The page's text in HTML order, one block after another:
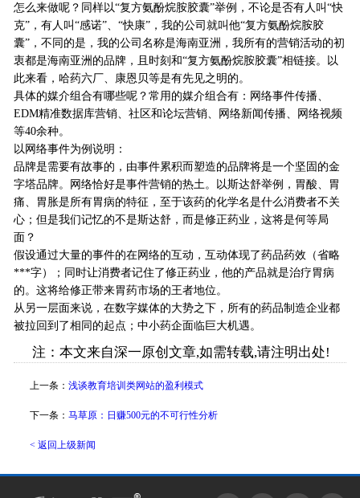
怎么来做呢？同样以“复方氨酚烷胺胶囊”举例，不论是否有人叫“快
克”，有人叫“感诺”、“快康”，我的公司就叫他“复方氨酚烷胺胶
囊”，不同的是，我的公司名称是海南亚洲，我所有的营销活动的初
衷都是海南亚洲的品牌，且时刻和“复方氨酚烷胺胶囊”相链接。以
此来看，哈药六厂、康恩贝等是有先见之明的。
具体的媒介组合有哪些呢？常用的媒介组合有：网络事件传播、
EDM精准数据库营销、社区和论坛营销、网络新闻传播、网络视频
等40余种。
以网络事件为例说明：
品牌是需要有故事的，由事件累积而塑造的品牌将是一个坚固的金
字塔品牌。网络恰好是事件营销的热土。以斯达舒举例，胃酸、胃
痛、胃胀是所有胃病的特征，至于该药的化学名是什么消费者不关
心；但是我们记忆的不是斯达舒，而是修正药业，这将是何等局
面？
假设通过大量的事件的在网络的互动，互动体现了药品药效（省略
***字）；同时让消费者记住了修正药业，他的产品就是治疗胃病
的。这将给修正带来胃药市场的王者地位。
从另一层面来说，在数字媒体的大势之下，所有的药品制造企业都
被拉回到了相同的起点；中小药企面临巨大机遇。
注：本文来自深一原创文章,如需转载,请注明出处!
上一条： 浅谈教育培训类网站的盈利模式
下一条： 马草原：日赚500元的不可行性分析
< 返回上级新闻